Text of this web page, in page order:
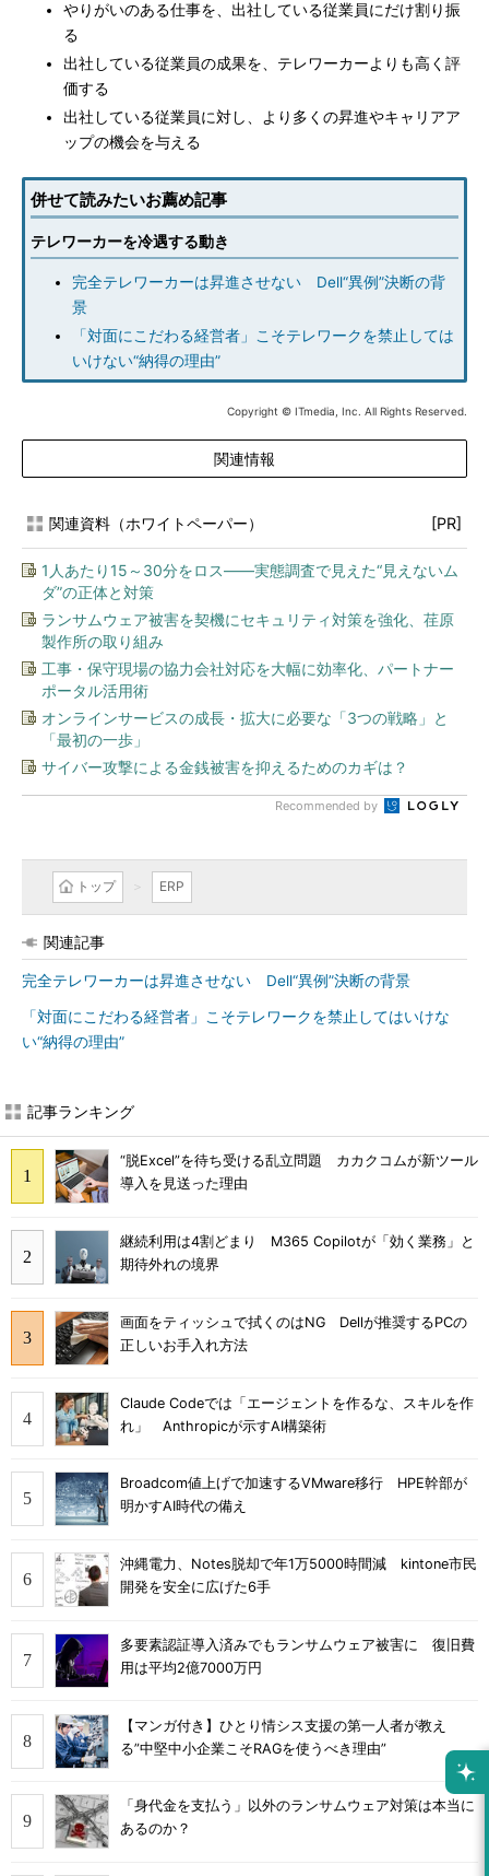
やりがいのある仕事を、出社している従業員にだけ割り振
る
出社している従業員の成果を、テレワーカーよりも高く評
価する
出社している従業員に対し、より多くの昇進やキャリアア
ップの機会を与える
併せて読みたいお薦め記事
テレワーカーを冷遇する動き
完全テレワーカーは昇進させない Dell“異例”決断の背
景
「対面にこだわる経営者」こそテレワークを禁止しては
いけない“納得の理由”
Copyright © ITmedia, Inc. All Rights Reserved.
関連情報
関連資料（ホワイトペーパー） [PR]
1人あたり15～30分をロス――実態調査で見えた“見えないム
ダ”の正体と対策
ランサムウェア被害を契機にセキュリティ対策を強化、荏原
製作所の取り組み
工事・保守現場の協力会社対応を大幅に効率化、パートナー
ポータル活用術
オンラインサービスの成長・拡大に必要な「3つの戦略」と
「最初の一歩」
サイバー攻撃による金銭被害を抑えるためのカギは？
Recommended by
トップ ERP
関連記事
完全テレワーカーは昇進させない Dell“異例”決断の背景
「対面にこだわる経営者」こそテレワークを禁止してはいけな
い“納得の理由”
記事ランキング
“脱Excel”を待ち受ける乱立問題 カカクコムが新ツール
導入を見送った理由
継続利用は4割どまり M365 Copilotが「効く業務」と
期待外れの境界
画面をティッシュで拭くのはNG Dellが推奨するPCの
正しいお手入れ方法
Claude Codeでは「エージェントを作るな、スキルを作
れ」 Anthropicが示すAI構築術
Broadcom値上げで加速するVMware移行 HPE幹部が
明かすAI時代の備え
沖縄電力、Notes脱却で年1万5000時間減 kintone市民
開発を安全に広げた6手
多要素認証導入済みでもランサムウェア被害に 復旧費
用は平均2億7000万円
【マンガ付き】ひとり情シス支援の第一人者が教え
る”中堅中小企業こそRAGを使うべき理由”
「身代金を支払う」以外のランサムウェア対策は本当に
あるのか？